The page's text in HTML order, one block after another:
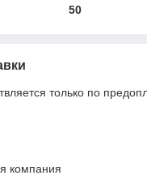
50
только по
компания